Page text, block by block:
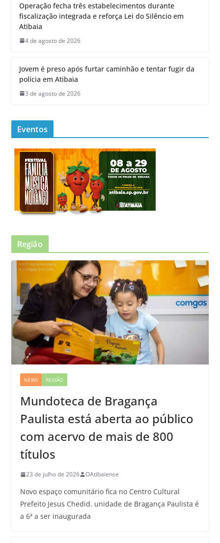
Operação fecha três estabelecimentos durante
fiscalização integrada e reforça Lei do Silêncio em
Atibaia
4 de agosto de 2026
Jovem é preso após furtar caminhão e tentar fugir da
polícia em Atibaia
3 de agosto de 2026
Eventos
Região
NEWS REGIÃO
Mundoteca de Bragança
Paulista está aberta ao público
com acervo de mais de 800
títulos
23 de julho de 2026 OAtibaiense
Novo espaço comunitário fica no Centro Cultural
Prefeito Jesus Chedid. unidade de Bragança Paulista é
a 6ª a ser inaugurada